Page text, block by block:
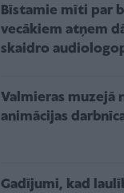
Bīstamie mīti par
vecākiem atņem
skaidro
Valmieras muzejā
animācijas
Gadījumi, kad